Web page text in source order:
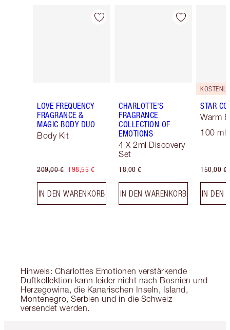
Artikel 1 von 29
LOVE FREQUENCY
FRAGRANCE &
MAGIC BODY DUO
Body Kit
209,00 € 198,55 €
IN DEN WARENKORB
Artikel 2 von 29
CHARLOTTE'S
FRAGRANCE
COLLECTION OF
EMOTIONS
4 X 2ml Discovery
Set
18,00 €
IN DEN WARENKORB
STAR
Warm
100 ml
150,00 €
IN DEN
Hinweis: Charlottes Emotionen verstärkende
Duftkollektion kann leider nicht nach Bosnien und
Herzegowina, die Kanarischen Inseln, Island,
Montenegro, Serbien und in die Schweiz
versendet werden.